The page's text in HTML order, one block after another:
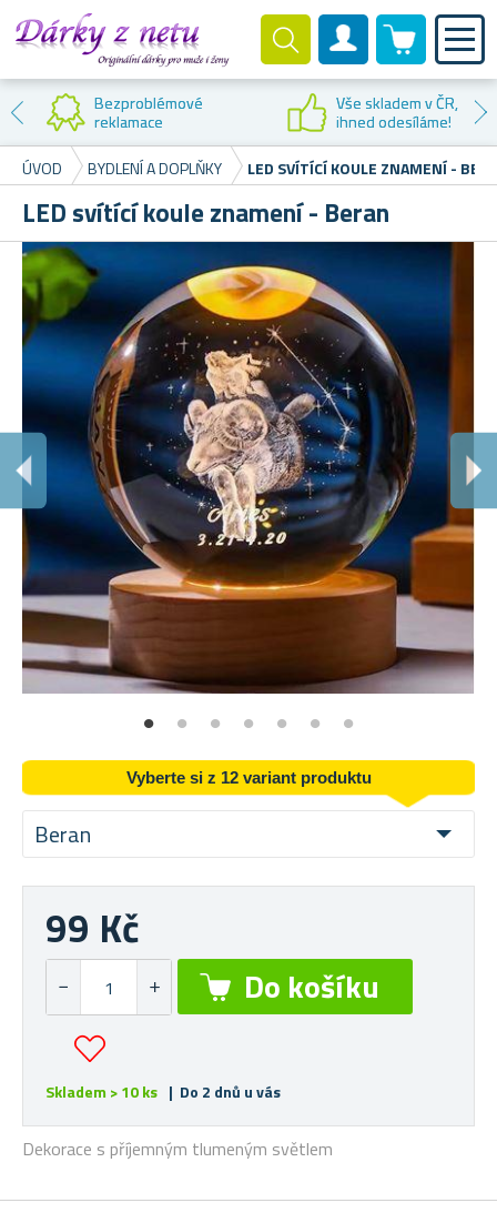
Zákaznický účet
0 produktů
Bezproblémové
reklamace
Vše skladem v ČR,
ihned odesíláme!
ÚVOD
BYDLENÍ A DOPLŇKY LED SVÍTÍCÍ KOULE ZNAMENÍ -
LED svítící koule znamení - Beran
Vyberte si z 12 variant produktu
Beran
Dekorace s příjemným tlumeným světlem
99 Kč
Skladem > 10 ks | Do 2 dnů u vás